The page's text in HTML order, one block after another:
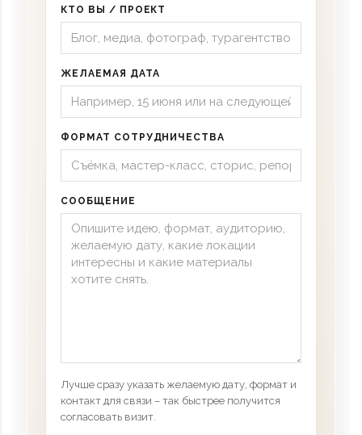
КТО ВЫ / ПРОЕКТ
ЖЕЛАЕМАЯ ДАТА
ФОРМАТ СОТРУДНИЧЕСТВА
СООБЩЕНИЕ
Лучше сразу указать желаемую дату, формат и
контакт для связи – так быстрее получится
согласовать визит.